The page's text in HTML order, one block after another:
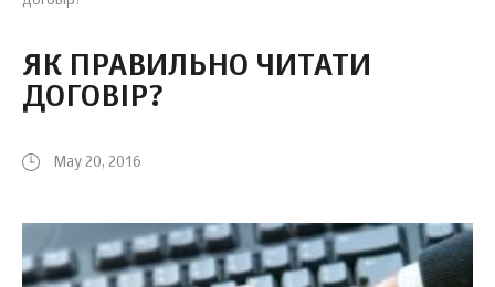
ЯК ПРАВИЛЬНО ЧИТАТИ
ДОГОВІР?
May 20, 2016